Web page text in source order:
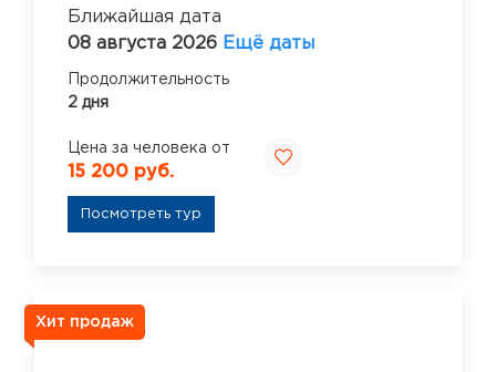
Ближайшая дата
08 августа 2026 Ещё даты
Продолжительность
2 дня
Цена за человека от
15 200 руб.
Посмотреть тур
Хит продаж